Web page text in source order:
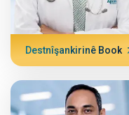
Destnîşankirinê Book